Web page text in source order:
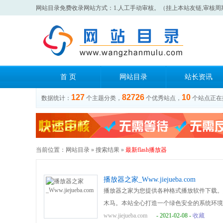
网站目录免费收录网站方式：1.人工手动审核。（挂上本站友链,审核周
首 页 网站目录 站长资讯
数据统计： 127 个主题分类， 82726 个优秀站点， 10 个站点正在
当前位置： 网站目录 » 搜索结果 » 最新flash播放器
播放器之家_Www.jiejueba.com
播放器之家为您提供各种格式播放软件下载
木马。本站全心打造一个绿色安全的系统环
www.jiejueba.com
- 2021-02-08 - 收藏